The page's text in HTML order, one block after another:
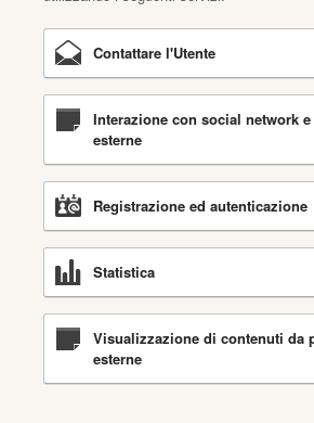
Contattare l'Utente
Interazione con social network
esterne
Registrazione ed autenticazione
Statistica
Visualizzazione di contenuti da
esterne